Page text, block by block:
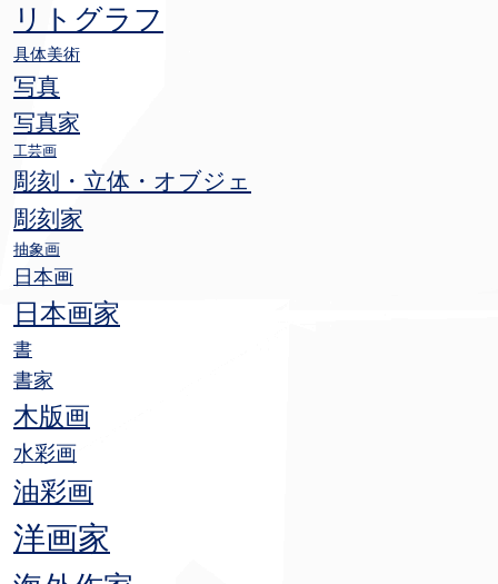
リトグラフ
具体美術
写真
写真家
工芸画
彫刻・立体・オブジェ
彫刻家
抽象画
日本画
日本画家
書
書家
木版画
水彩画
油彩画
洋画家